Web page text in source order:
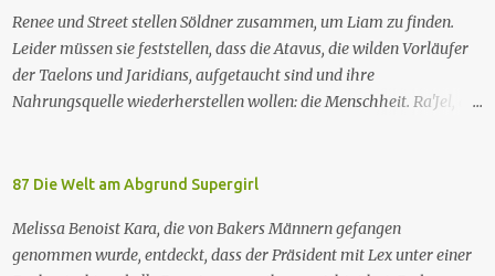
Polizisten zur Rede stellt, wird auch sie verhaftet. Die drei treffen
auf einen Gefangenen namens Eli. Imani besorgt sich einen Anwalt,
um sie rauszuholen. Inzwischen hat das neue Snakebite viele
Drogenabhängige in fleischfressende Monster verwandelt. Ein
gelingt es, ein Heilmittel herzustellen, aber Batwoman müsste
Renee und Street stellen Söldner zusammen, um Liam zu finden.
Leider müssen sie feststellen, dass die Atavus, die wilden Vorläufer
der Taelons und Jaridians, aufgetaucht sind und ihre
Nahrungsquelle wiederherstellen wollen: die Menschheit. Ra'Jel, der
Es war Liams Aufgabe, die Menschheit in diesen Konflikt
der Zwischenzeit will die Atlantische Nationale Allianz die
Technologie des Mutterschiffs bergen, muss sich aber mit dem
87 Die Welt am Abgrund Supergirl
Melissa Benoist Kara, die von Bakers Männern gefangen
genommen wurde, entdeckt, dass der Präsident mit Lex unter einer